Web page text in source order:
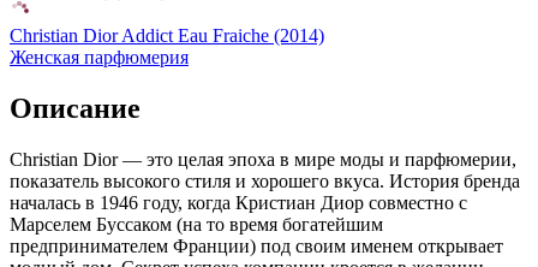
Christian Dior Addict Eau Fraiche (2014)
Женская парфюмерия
Описание
Christian Dior — это целая эпоха в мире моды и парфюмерии,
показатель высокого стиля и хорошего вкуса. История бренда
началась в 1946 году, когда Кристиан Диор совместно с
Марселем Буссаком (на то время богатейшим
предпринимателем Франции) под своим именем открывает